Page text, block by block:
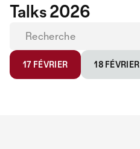
Talks 2026
17 FÉVRIER 18 FÉVRIER